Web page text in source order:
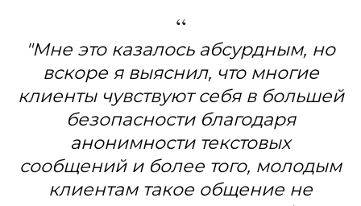
“
"Мне это казалось абсурдным, но
вскоре я выяснил, что многие
клиенты чувствуют себя в большей
безопасности благодаря
анонимности текстовых
сообщений и более того, молодым
клиентам такое общение не